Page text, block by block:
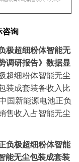
咨询
极超细粉体智能无
调研报告》 数据显
超细粉体智能无尘
装成套装备收入比
国新能源电池正负
售收入占智能无尘
负极超细粉体智能
能无尘包装成套装